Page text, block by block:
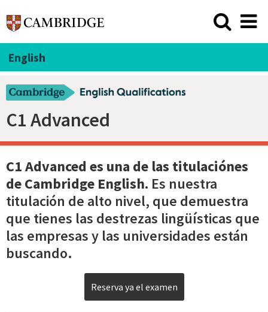
English
C1 Advanced
C1 Advanced es una de las titulaciónes
de Cambridge English. Es nuestra
titulación de alto nivel, que demuestra
que tienes las destrezas lingüísticas que
las empresas y las universidades están
buscando.
Reserva ya el examen